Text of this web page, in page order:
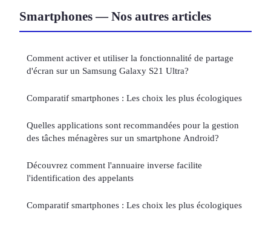
Smartphones — Nos autres articles
Comment activer et utiliser la fonctionnalité de partage
d'écran sur un Samsung Galaxy S21 Ultra?
Comparatif smartphones : Les choix les plus écologiques
Quelles applications sont recommandées pour la gestion
des tâches ménagères sur un smartphone Android?
Découvrez comment l'annuaire inverse facilite
l'identification des appelants
Comparatif smartphones : Les choix les plus écologiques